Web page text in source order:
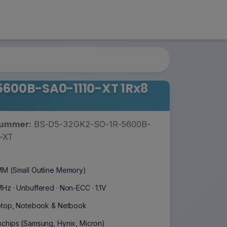
SA0-1110-XT 1Rx8
BS-D5-32GK2-SO-1R-5600B-
XT
(Small Outline Memory)
· Unbuffered · Non-ECC · 1.1V
Notebook & Netbook
(Samsung, Hynix, Micron)